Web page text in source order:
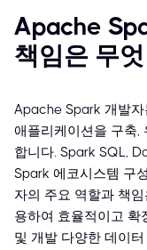
Apache
책임은 무
Apache Spark 개발
애플리케이션을 구축,
합니다. Spark SQL,
Spark 에코시스템 구
자의 주요 역할과 책
용하여 효율적이고 확
및 개발 다양한 데이